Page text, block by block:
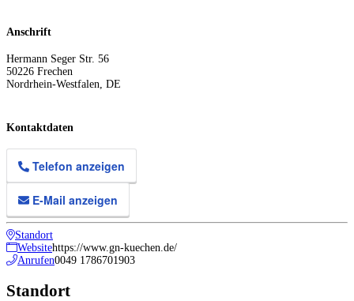
Anschrift
Hermann Seger Str. 56
50226 Frechen
Nordrhein-Westfalen, DE
Kontaktdaten
Telefon anzeigen
E-Mail anzeigen
Standort
Websitehttps://www.gn-kuechen.de/
Anrufen0049 1786701903
Standort